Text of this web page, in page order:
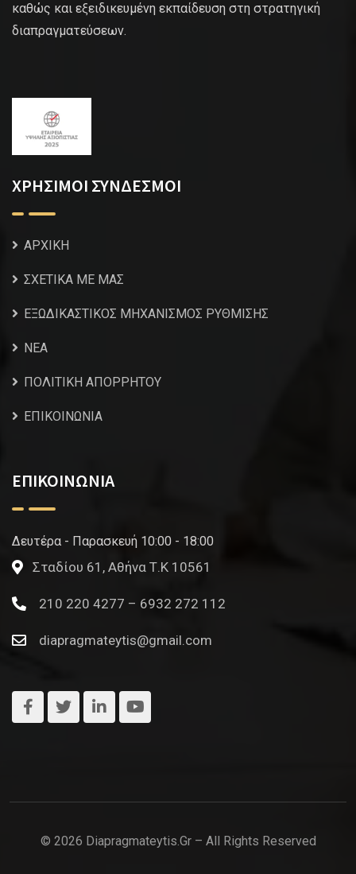
καθώς και εξειδικευμένη εκπαίδευση στη στρατηγική
διαπραγματεύσεων.
ΧΡΗΣΙΜΟΙ ΣΥΝΔΕΣΜΟΙ
ΑΡΧΙΚΗ
ΣΧΕΤΙΚΑ ΜΕ ΜΑΣ
ΕΞΩΔΙΚΑΣΤΙΚΟΣ ΜΗΧΑΝΙΣΜΟΣ ΡΥΘΜΙΣΗΣ
NEA
ΠΟΛΙΤΙΚΗ ΑΠΟΡΡΗΤΟΥ
ΕΠΙΚΟΙΝΩΝΙΑ
ΕΠΙΚΟΙΝΩΝΙΑ
Δευτέρα - Παρασκευή 10:00 - 18:00
Σταδίου 61, Αθήνα Τ.Κ 10561
210 220 4277 – 6932 272 112
diapragmateytis@gmail.com
© 2026 Diapragmateytis.gr – All Rights Reserved